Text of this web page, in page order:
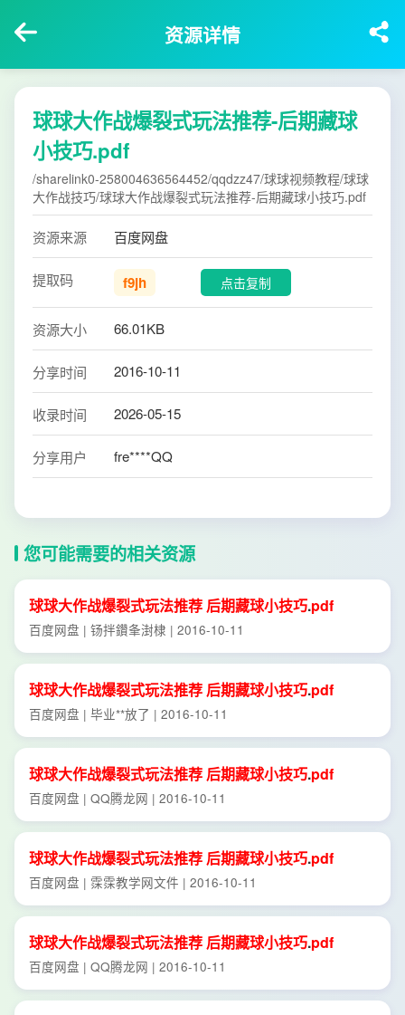
资源详情
球球大作战爆裂式玩法推荐-后期藏球
小技巧.pdf
/sharelink0-258004636564452/qqdzz47/球球视频教程/球球
大作战技巧/球球大作战爆裂式玩法推荐-后期藏球小技巧.pdf
资源来源 百度网盘
提取码 f9jh 点击复制
资源大小 66.01KB
分享时间 2016-10-11
收录时间 2026-05-15
分享用户 fre****QQ
您可能需要的相关资源
球球大作战爆裂式玩法推荐 后期藏球小技巧.pdf
百度网盘 | 钖拌鑽夆湗棣 | 2016-10-11
球球大作战爆裂式玩法推荐 后期藏球小技巧.pdf
百度网盘 | 毕业**放了 | 2016-10-11
球球大作战爆裂式玩法推荐 后期藏球小技巧.pdf
百度网盘 | QQ腾龙网 | 2016-10-11
球球大作战爆裂式玩法推荐 后期藏球小技巧.pdf
百度网盘 | 霂霂教学网文件 | 2016-10-11
球球大作战爆裂式玩法推荐 后期藏球小技巧.pdf
百度网盘 | QQ腾龙网 | 2016-10-11